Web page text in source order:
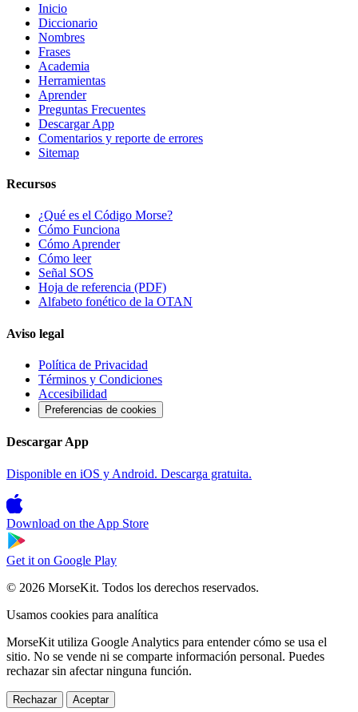
Inicio
Diccionario
Nombres
Frases
Academia
Herramientas
Aprender
Preguntas Frecuentes
Descargar App
Comentarios y reporte de errores
Sitemap
Recursos
¿Qué es el Código Morse?
Cómo Funciona
Cómo Aprender
Cómo leer
Señal SOS
Hoja de referencia (PDF)
Alfabeto fonético de la OTAN
Aviso legal
Política de Privacidad
Términos y Condiciones
Accesibilidad
Preferencias de cookies
Descargar App
Disponible en iOS y Android. Descarga gratuita.
Download on the App Store
Get it on Google Play
© 2026 MorseKit. Todos los derechos reservados.
Usamos cookies para analítica
MorseKit utiliza Google Analytics para entender cómo se usa el
sitio. No se vende ni se comparte información personal. Puedes
rechazar sin afectar ninguna función.
Rechazar Aceptar